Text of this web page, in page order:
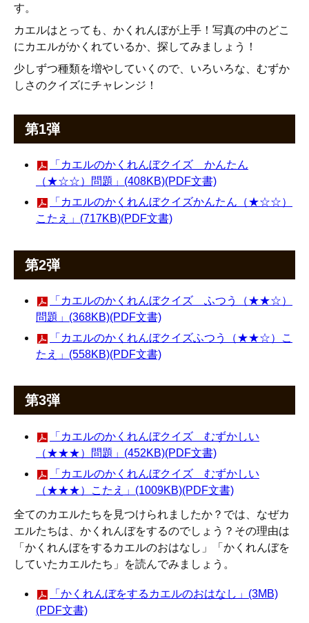
す。
カエルはとっても、かくれんぼが上手！写真の中のどこ
にカエルがかくれているか、探してみましょう！
少しずつ種類を増やしていくので、いろいろな、むずか
しさのクイズにチャレンジ！
第1弾
「カエルのかくれんぼクイズ かんたん
（★☆☆）問題」(408KB)(PDF文書)
「カエルのかくれんぼクイズかんたん（★☆☆）
こたえ」(717KB)(PDF文書)
第2弾
「カエルのかくれんぼクイズ ふつう（★★☆）
問題」(368KB)(PDF文書)
「カエルのかくれんぼクイズふつう（★★☆）こ
たえ」(558KB)(PDF文書)
第3弾
「カエルのかくれんぼクイズ むずかしい
（★★★）問題」(452KB)(PDF文書)
「カエルのかくれんぼクイズ むずかしい
（★★★）こたえ」(1009KB)(PDF文書)
全てのカエルたちを見つけられましたか？では、なぜカ
エルたちは、かくれんぼをするのでしょう？その理由は
「かくれんぼをするカエルのおはなし」「かくれんぼを
していたカエルたち」を読んでみましょう。
「かくれんぼをするカエルのおはなし」(3MB)
(PDF文書)